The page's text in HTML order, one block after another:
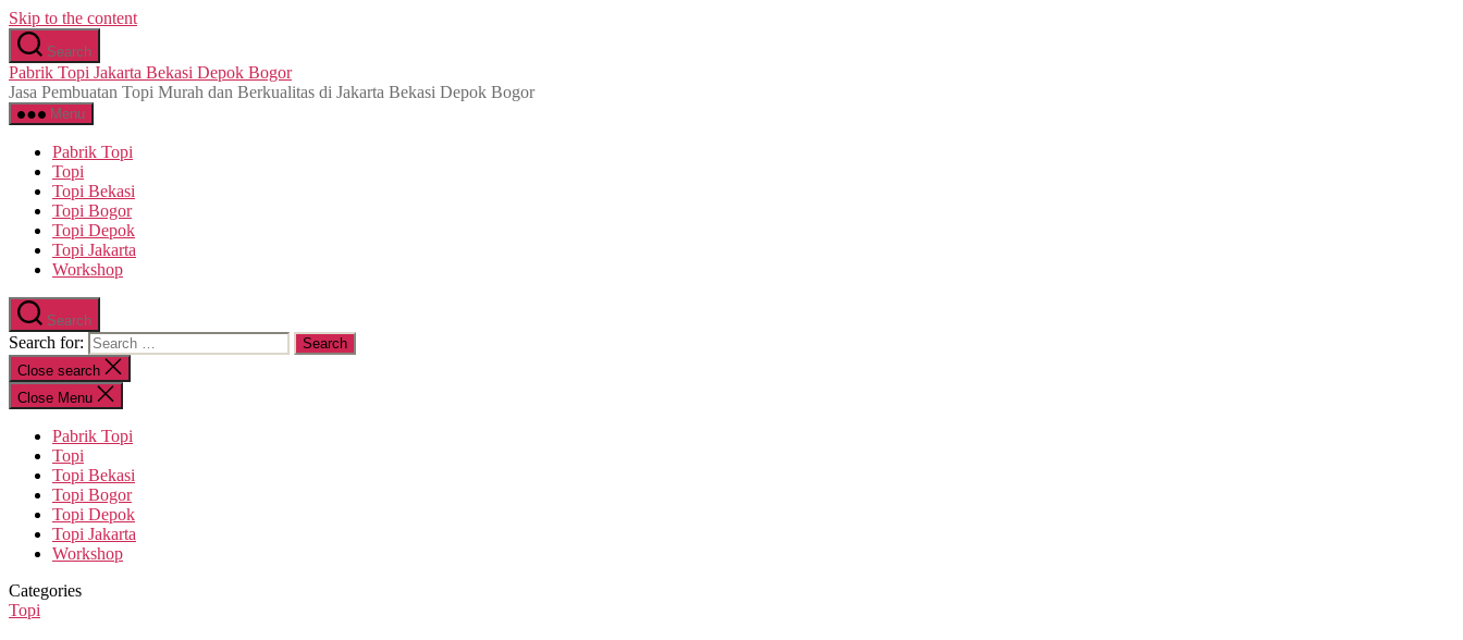
Skip to the content
Search
Pabrik Topi Jakarta Bekasi Depok Bogor
Jasa Pembuatan Topi Murah dan Berkualitas di Jakarta Bekasi Depok Bogor
Menu
Pabrik Topi
Topi
Topi Bekasi
Topi Bogor
Topi Depok
Topi Jakarta
Workshop
Search
Search for:
Close search
Close Menu
Pabrik Topi
Topi
Topi Bekasi
Topi Bogor
Topi Depok
Topi Jakarta
Workshop
Categories
Topi